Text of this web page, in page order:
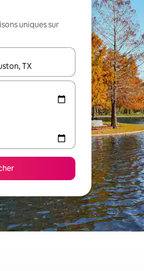
uniques sur
utilisez les flèches vers le haut et vers le